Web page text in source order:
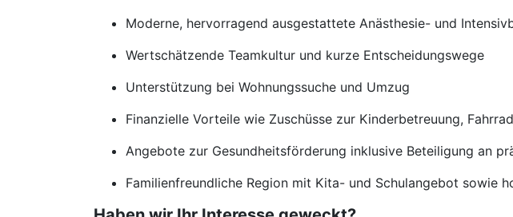
Moderne, hervorragend ausgestattete Anästhesie- und
Wertschätzende Teamkultur und kurze Entscheidungswege
Unterstützung bei Wohnungssuche und Umzug
Finanzielle Vorteile wie Zuschüsse zur Kinderbetreuung,
Angebote zur Gesundheitsförderung inklusive Beteiligung an
Familienfreundliche Region mit Kita- und Schulangebot sowie